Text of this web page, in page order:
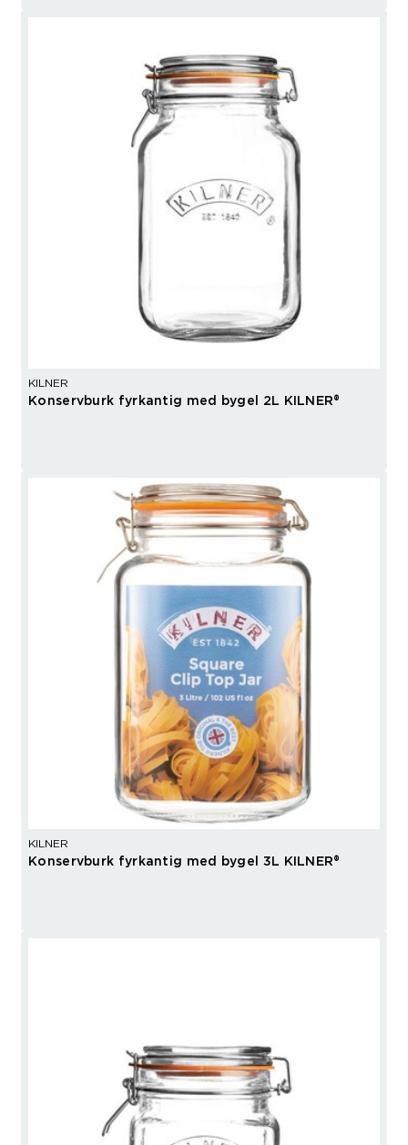
KILNER
Konservburk fyrkantig med bygel 2L KILNER®
KILNER
Konservburk fyrkantig med bygel 3L KILNER®